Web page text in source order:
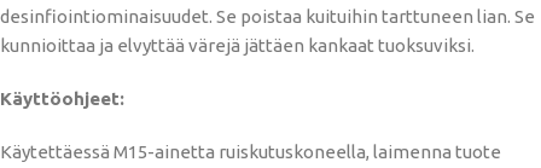
desinfiointiominaisuudet. Se poistaa kuituihin tarttuneen lian. Se
kunnioittaa ja elvyttää värejä jättäen kankaat tuoksuviksi.
Käyttöohjeet:
Käytettäessä M15-ainetta ruiskutuskoneella, laimenna tuote